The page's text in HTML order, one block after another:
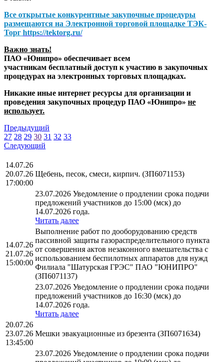
Все открытые конкурентные закупочные процедуры
размещаются на Электронной торговой площадке ТЭК-
Торг https://tektorg.ru/
Важно знать!
ПАО «Юнипро» обеспечивает всем
участникам бесплатный доступ к участию в закупочных
процедурах на электронных торговых площадках.
Никакие иные интернет ресурсы для организации и
проведения закупочных процедур ПАО «Юнипро» не
использует.
Предыдущий
27 28 29 30 31 32 33
Следующий
14.07.26
20.07.26
17:00:00
Щебень, песок, смеси, кирпич. (ЗП6071153)
23.07.2026 Уведомление о продлении срока подачи
предложений участников до 15:00 (мск) до
14.07.2026 года.
Читать далее
14.07.26
21.07.26
15:00:00
Выполнение работ по дооборудованию средств
пассивной защиты газораспределительного пункта
от совершения актов незаконного вмешательства с
использованием беспилотных аппаратов для нужд
Филиала "Шатурская ГРЭС" ПАО "ЮНИПРО"
(ЗП6071137)
23.07.2026 Уведомление о продлении срока подачи
предложений участников до 16:30 (мск) до
14.07.2026 года.
Читать далее
20.07.26
23.07.26
13:45:00
Мешки эвакуационные из брезента (ЗП6071634)
23.07.2026 Уведомление о продлении срока подачи